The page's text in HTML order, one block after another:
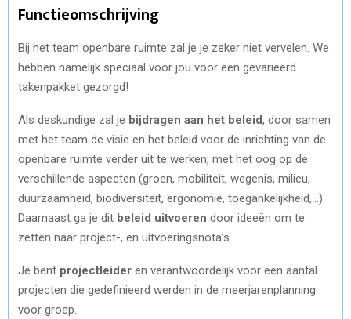
Functieomschrijving
Bij het team openbare ruimte zal je je zeker niet vervelen. We
hebben namelijk speciaal voor jou voor een gevarieerd
takenpakket gezorgd!
Als deskundige zal je bijdragen aan het beleid, door samen
met het team de visie en het beleid voor de inrichting van de
openbare ruimte verder uit te werken, met het oog op de
verschillende aspecten (groen, mobiliteit, wegenis, milieu,
duurzaamheid, biodiversiteit, ergonomie, toegankelijkheid,…).
Daarnaast ga je dit beleid uitvoeren door ideeën om te
zetten naar project-, en uitvoeringsnota’s.
Je bent projectleider en verantwoordelijk voor een aantal
projecten die gedefinieerd werden in de meerjarenplanning
voor groep.